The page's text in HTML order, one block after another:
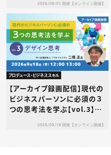
当に大丈夫？～2026/09/01 開催【オンライン開催】
プロデュース・ビジネススキル
【アーカイブ録画配信】現代の
ビジネスパーソンに必須の３
つの思考法を学ぶ【vol.3】デ
2026/09/18 開催【オンライン開催】